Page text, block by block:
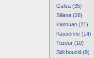
Gafsa (35)
Siliana (26)
Kairouan (21)
Kasserine (14)
Tozeur (10)
Sidi bouzid (9)